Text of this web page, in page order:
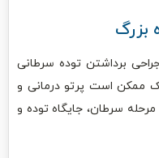
بزرگ
برداشتن توده سرطانی
ممکن است پرتو درمانی و
سرطان، جایگاه توده و